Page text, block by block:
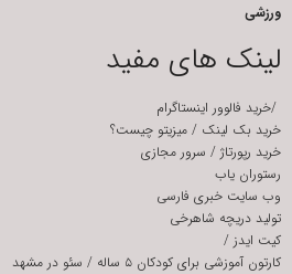
ورزشی
لینک های مفید
/خرید فالوور اینستاگرام
خرید بک لینک / میزیتو چیست؟
خرید رپورتاژ / سرور مجازی
رستوران یاب
وب سایت خبری فارسی
تولید دریچه شاهرخی
کیت ایدز /
کارتون آموزشی برای کودکان ۵ ساله
/ سئو در مشهد